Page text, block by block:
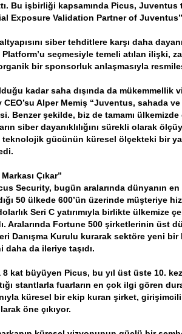
Bu işbirliği kapsamında Picus,
Exposure Validation Partner of
siber tehditlere karşı daha
seçmesiyle temeli atılan ilişki,
bir sponsorluk anlaşmasıyla
kadar saha dışında da mükemmellik
Alper Memiş “Juventus, sahada
Benzer şekilde, biz de tamamı
siber dayanıklılığını sürekli olarak
gücünün küresel ölçekteki bir
Çıkar”
Security, bugün aralarında dünyanın
50 ülkede 600’ün üzerinde müşteriye
Seri C yatırımıyla birlikte ülkemize
Aralarında Fortune 500 şirketlerinin üst
Danışma Kurulu kurarak sektöre yeni bir
da ileriye taşıdı.
8 kat büyüyen Picus, bu yıl üst üste 10. kez
stantlarla fuarların en çok ilgi gören
küresel bir ekip kuran şirket,
öne çıkıyor.